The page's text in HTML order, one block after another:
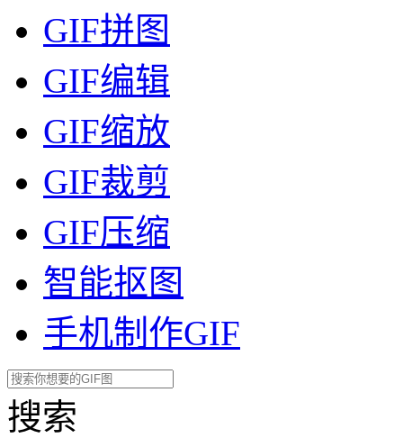
GIF拼图
GIF编辑
GIF缩放
GIF裁剪
GIF压缩
智能抠图
手机制作GIF
搜索